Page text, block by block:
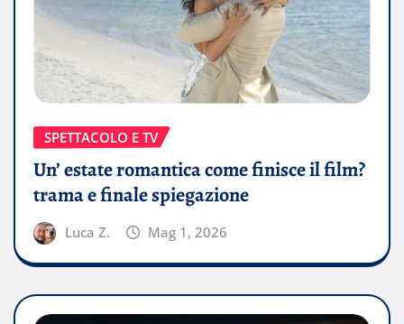
SPETTACOLO E TV
Un’ estate romantica come finisce il film?
trama e finale spiegazione
Luca Z. Mag 1, 2026